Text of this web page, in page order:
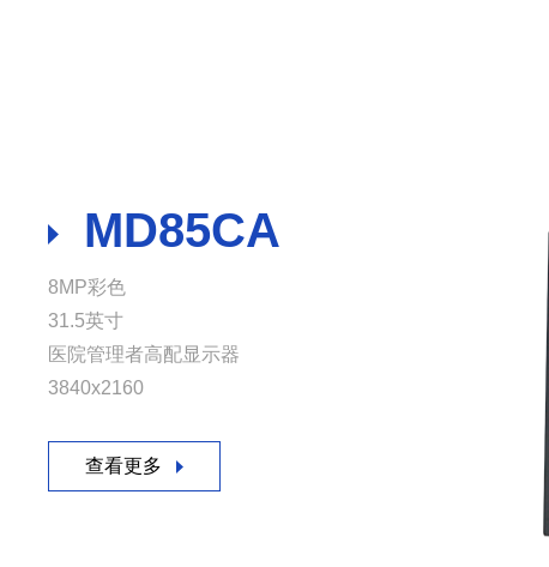
MD85CA
8MP彩色
31.5英寸
医院管理者高配显示器
3840x2160
查看更多
A241SPA
23.6英寸彩色
1920x1080
全院专业显示管理终端
MS431P
42.5英寸彩色
4K(3840x2160)
全医疗接口高可靠性，尤其适用于DSA
手术、放射科综合应用显示器
A430S
42.5英寸彩色
3840*2160
5G、扫码、摄像头麦克风、多接口、科研教学、医疗
专家桌面专用一体机
MS431P
42.5英寸彩色
4K(3840x2160)
全医疗接口高可靠性，尤其适用于DSA
手术、放射科综合应用显示器
超声主屏显示
彩超/主屏
多尺寸
定制化